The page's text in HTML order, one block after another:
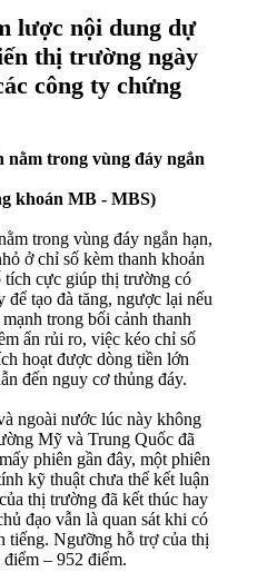
lược nội dung dự
thị trường ngày
công ty chứng
trong vùng đáy ngắn
khoán MB - MBS)
trong vùng đáy ngắn hạn,
ở chỉ số kèm thanh khoản
tích cực giúp thị trường có
để tạo đà tăng, ngược lại nếu
trong bối cảnh thanh
ẩn rủi ro, việc kéo chỉ số
hoạt được dòng tiền lớn
đến nguy cơ thủng đáy.
ngoài nước lúc này không
Mỹ và Trung Quốc đã
phiên gần đây, một phiên
kỹ thuật chưa thể kết luận
thị trường đã kết thúc hay
đạo vẫn là quan sát khi có
tiếng. Ngưỡng hỗ trợ của thị
– 952 điểm.